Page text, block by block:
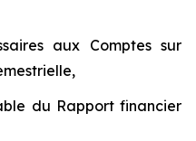
aux Comptes sur
du Rapport financier